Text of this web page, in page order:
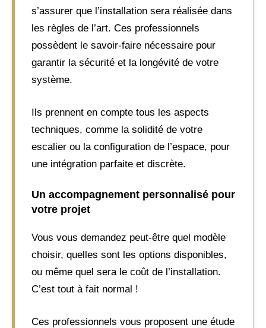
s’assurer que l’installation sera réalisée dans
les règles de l’art. Ces professionnels
possèdent le savoir-faire nécessaire pour
garantir la sécurité et la longévité de votre
système.
Ils prennent en compte tous les aspects
techniques, comme la solidité de votre
escalier ou la configuration de l’espace, pour
une intégration parfaite et discrète.
Un accompagnement personnalisé pour
votre projet
Vous vous demandez peut-être quel modèle
choisir, quelles sont les options disponibles,
ou même quel sera le coût de l’installation.
C’est tout à fait normal !
Ces professionnels vous proposent une étude